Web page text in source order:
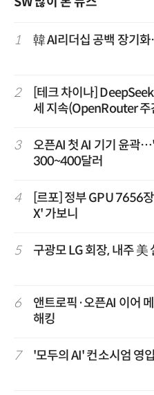
1 韓 AI리더십 공백 장기
2
[테크 차이나]
세 지속(OpenRouter 주
3
오픈AI 첫 AI 기기 윤곽
300~400달러
4
[르포] 정부 GPU 7656
X' 가보니
5 구광모 LG 회장, 내주
6
앤트로픽·오픈AI 이어
해킹
7 '모두의 AI' 컨소시엄 영